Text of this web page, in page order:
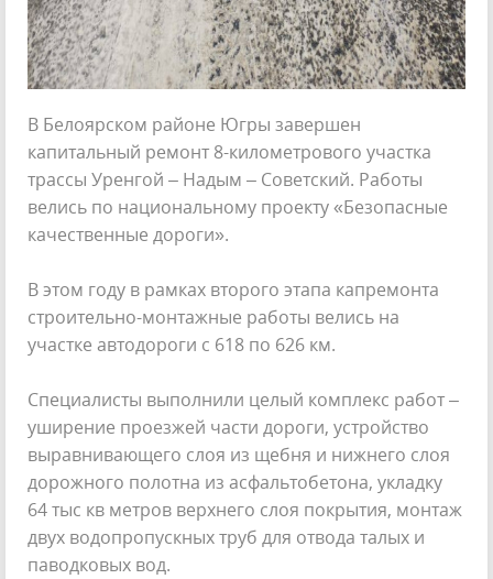
В Белоярском районе Югры завершен
капитальный ремонт 8-километрового участка
трассы Уренгой – Надым – Советский. Работы
велись по национальному проекту «Безопасные
качественные дороги».
В этом году в рамках второго этапа капремонта
строительно-монтажные работы велись на
участке автодороги с 618 по 626 км.
Специалисты выполнили целый комплекс работ –
уширение проезжей части дороги, устройство
выравнивающего слоя из щебня и нижнего слоя
дорожного полотна из асфальтобетона, укладку
64 тыс кв метров верхнего слоя покрытия, монтаж
двух водопропускных труб для отвода талых и
паводковых вод.